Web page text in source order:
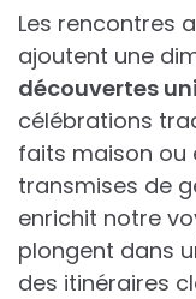
Les rencontres
ajoutent une
découvertes
célébrations
faits maison ou
transmises de
enrichit notre
plongent dans
des itinéraires